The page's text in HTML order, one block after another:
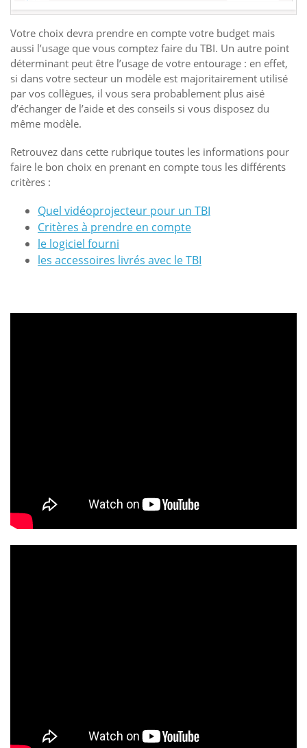
Votre choix devra prendre en compte votre budget mais
aussi l’usage que vous comptez faire du TBI. Un autre point
déterminant peut être l’usage de votre entourage : en effet,
si dans votre secteur un modèle est majoritairement utilisé
par vos collègues, il vous sera probablement plus aisé
d’échanger de l’aide et des conseils si vous disposez du
même modèle.
Retrouvez dans cette rubrique toutes les informations pour
faire le bon choix en prenant en compte tous les différents
critères :
Quel vidéoprojecteur pour un TBI
Critères à prendre en compte
le logiciel fourni
les accessoires livrés avec le TBI